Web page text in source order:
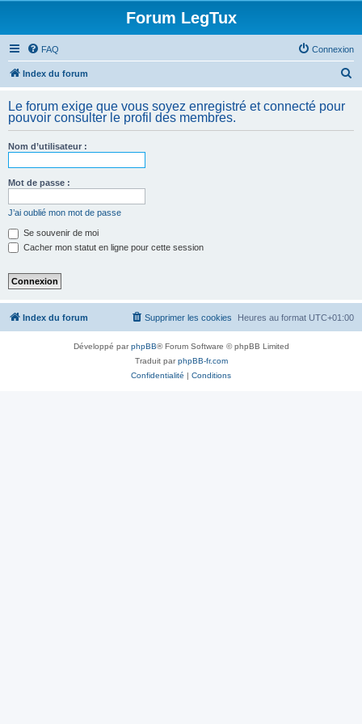
Forum LegTux
FAQ Connexion
Index du forum
h
Le forum exige que vous soyez enregistré et connecté pour
pouvoir consulter le profil des membres.
Nom d’utilisateur :
Mot de passe :
J’ai oublié mon mot de passe
Se souvenir de moi
Cacher mon statut en ligne pour cette session
Index du forum Heures au format UTC+01:00
Supprimer les cookies
Développé parphpBB® Forum Software © phpBB Limited
Traduit parphpBB-fr.com
Confidentialité | Conditions